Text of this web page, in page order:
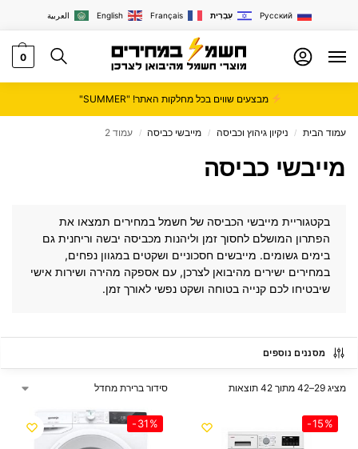
العربية English Français עִבְרִית Русский
0
מבצעים שווים בכל מחלקות האתר! "SUMMER"
עמוד הבית / ניקיון גיהוץ וכביסה / מייבשי כביסה / עמוד 2
מייבשי כביסה
בקטגוריית מייבשי הכביסה של חשמל במחירים תמצאו את
הפתרון המושלם לחסוך זמן וליהנות מכביסה יבשה וריחנית גם
בימים גשומים. מייבשים חסכוניים ושקטים במגוון נפחים,
במחירים ישירים מהיבואן לצרכן, עם אספקה מהירה ושירות אישי
שיבטיחו לכם קנייה בטוחה ושקט נפשי לאורך זמן.
מסננים נוספים
מציג 29–42 מתוך 42 תוצאות
-15%
-31%